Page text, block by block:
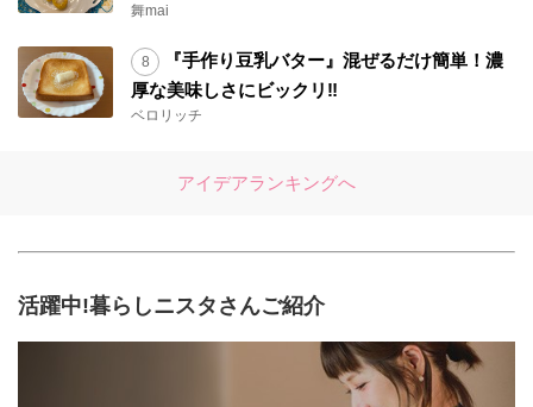
舞mai
『手作り豆乳バター』混ぜるだけ簡単！濃
厚な美味しさにビックリ‼︎
ベロリッチ
アイデアランキングへ
活躍中!暮らしニスタさんご紹介